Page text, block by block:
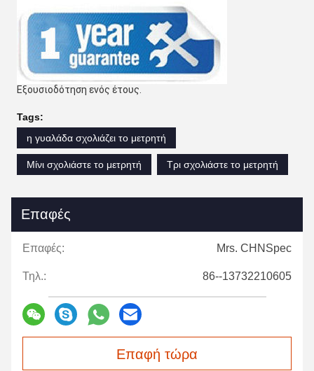
Εξουσιοδότηση ενός έτους.
Tags:
η γυαλάδα σχολιάζει το μετρητή
Μίνι σχολιάστε το μετρητή Τρι σχολιάστε το μετρητή
Επαφές
Επαφές: Mrs. CHNSpec
Τηλ.: 86--13732210605
Επαφή τώρα